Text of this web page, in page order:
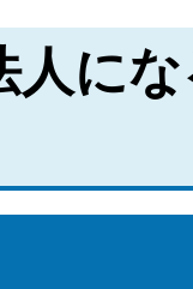
人に